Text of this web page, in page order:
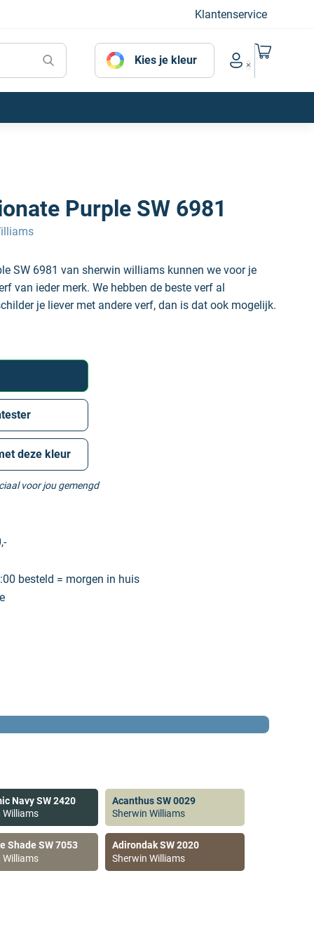
Klantenservice
Kies je kleur
Account menu
Naar mijn
Purple SW 6981
SW 6981 van sherwin williams kunnen we voor je
van ieder merk. We hebben de beste verf al
je liever met andere verf, dan is dat ook mogelijk.
deze kleur
voor jou gemengd
besteld = morgen in huis
Navy SW 2420
Williams
Acanthus SW 0029
Sherwin Williams
Shade SW 7053
Williams
Adirondak SW 2020
Sherwin Williams